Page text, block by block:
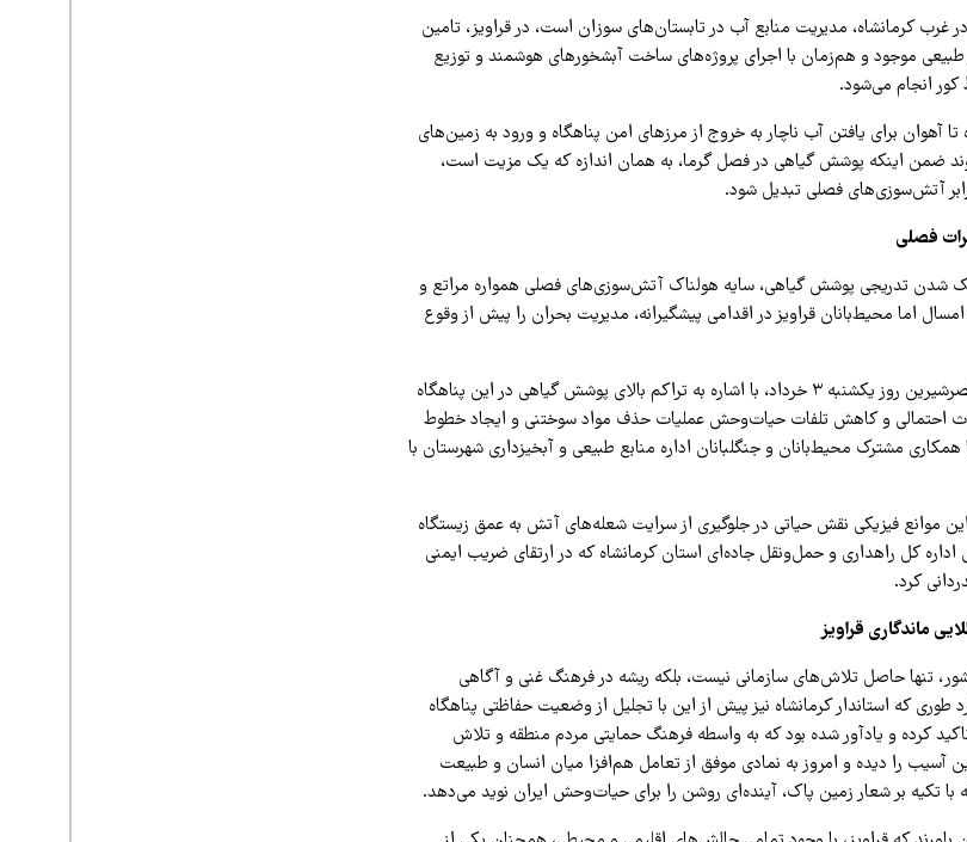
کرمانشاه، مدیریت منابع آب در تابستان‌های سوزان است، در قراویز، تامین
موجود و هم‌زمان با اجرای پروژه‌های ساخت آبشخورهای هوشمند و توزیع
انجام می‌شود.
برای یافتن آب ناچار به خروج از مرزهای امن پناهگاه و ورود به زمین‌های
ضمن اینکه پوشش گیاهی در فصل گرما، به همان اندازه که یک مزیت است،
برابر آتش‌سوزی‌های فصلی تبدیل شود.
فصلی
شدن تدریجی پوشش گیاهی، سایه هولناک آتش‌سوزی‌های فصلی همواره مراتع و
اما محیط‌بانان قراویز در اقدامی پیشگیرانه، مدیریت بحران را پیش از وقوع
رئیس اداره حفاظت محیط‌زیست قصرشیرین روز یکشنبه ۳ خرداد، با اشاره به تراکم بالای پوشش گیاهی در این پناهگاه
احتمالی و کاهش تلفات حیات‌وحش عملیات حذف مواد سوختنی و ایجاد خطوط
همکاری مشترک محیط‌بانان و جنگلبانان اداره منابع طبیعی و آبخیزداری شهرستان با
این موانع فیزیکی نقش حیاتی در جلوگیری از سرایت شعله‌های آتش به عمق زیستگاه
کل راهداری و حمل‌ونقل جاده‌ای استان کرمانشاه که در ارتقای ضریب ایمنی
کرد.
ماندگاری قراویز
تنها حاصل تلاش‌های سازمانی نیست، بلکه ریشه در فرهنگ غنی و آگاهی
که استاندار کرمانشاه نیز پیش از این با تجلیل از وضعیت حفاظتی پناهگاه
کرده و یادآور شده بود که به واسطه فرهنگ حمایتی مردم منطقه و تلاش
آسیب را دیده و امروز به نمادی موفق از تعامل هم‌افزا میان انسان و طبیعت
تکیه بر شعار زمین پاک، آینده‌ای روشن را برای حیات‌وحش ایران نوید می‌دهد.